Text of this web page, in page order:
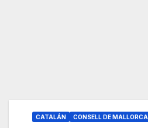
CATALÁN CONSELL DE MALLORCA